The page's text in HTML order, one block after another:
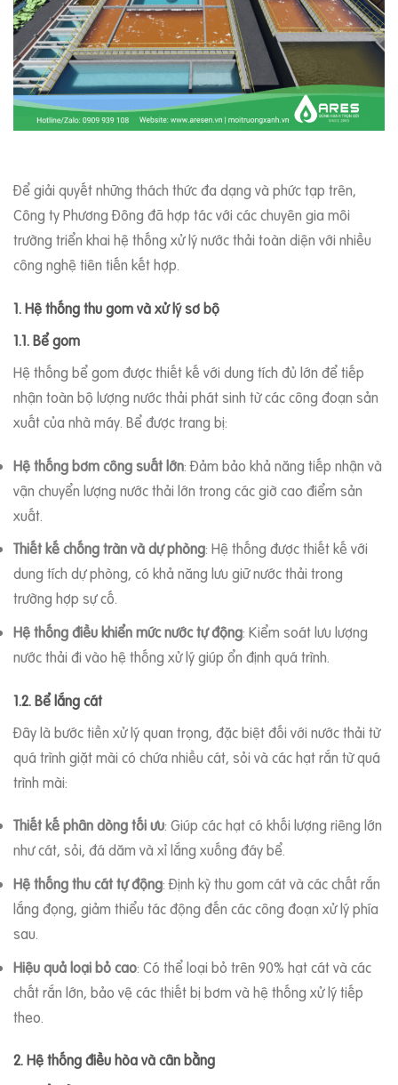
Để giải quyết những thách thức đa dạng và phức tạp trên,
Công ty Phương Đông đã hợp tác với các chuyên gia môi
trường triển khai hệ thống xử lý nước thải toàn diện với nhiều
công nghệ tiên tiến kết hợp.
1. Hệ thống thu gom và xử lý sơ bộ
1.1. Bể gom
Hệ thống bể gom được thiết kế với dung tích đủ lớn để tiếp
nhận toàn bộ lượng nước thải phát sinh từ các công đoạn sản
xuất của nhà máy. Bể được trang bị:
Hệ thống bơm công suất lớn: Đảm bảo khả năng tiếp nhận và
vận chuyển lượng nước thải lớn trong các giờ cao điểm sản
xuất.
Thiết kế chống tràn và dự phòng: Hệ thống được thiết kế với
dung tích dự phòng, có khả năng lưu giữ nước thải trong
trường hợp sự cố.
Hệ thống điều khiển mức nước tự động: Kiểm soát lưu lượng
nước thải đi vào hệ thống xử lý giúp ổn định quá trình.
1.2. Bể lắng cát
Đây là bước tiền xử lý quan trọng, đặc biệt đối với nước thải từ
quá trình giặt mài có chứa nhiều cát, sỏi và các hạt rắn từ quá
trình mài:
Thiết kế phân dòng tối ưu: Giúp các hạt có khối lượng riêng lớn
như cát, sỏi, đá dăm và xỉ lắng xuống đáy bể.
Hệ thống thu cát tự động: Định kỳ thu gom cát và các chất rắn
lắng đọng, giảm thiểu tác động đến các công đoạn xử lý phía
sau.
Hiệu quả loại bỏ cao: Có thể loại bỏ trên 90% hạt cát và các
chất rắn lớn, bảo vệ các thiết bị bơm và hệ thống xử lý tiếp
theo.
2. Hệ thống điều hòa và cân bằng